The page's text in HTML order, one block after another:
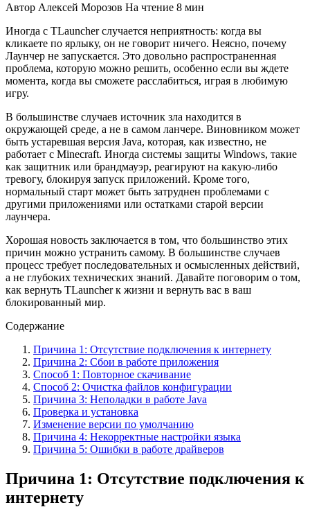
Автор Алексей Морозов На чтение 8 мин
Иногда с TLauncher случается неприятность: когда вы
кликаете по ярлыку, он не говорит ничего. Неясно, почему
Лаунчер не запускается. Это довольно распространенная
проблема, которую можно решить, особенно если вы ждете
момента, когда вы сможете расслабиться, играя в любимую
игру.
В большинстве случаев источник зла находится в
окружающей среде, а не в самом ланчере. Виновником может
быть устаревшая версия Java, которая, как известно, не
работает с Minecraft. Иногда системы защиты Windows, такие
как защитник или брандмауэр, реагируют на какую-либо
тревогу, блокируя запуск приложений. Кроме того,
нормальный старт может быть затруднен проблемами с
другими приложениями или остатками старой версии
лаунчера.
Хорошая новость заключается в том, что большинство этих
причин можно устранить самому. В большинстве случаев
процесс требует последовательных и осмысленных действий,
а не глубоких технических знаний. Давайте поговорим о том,
как вернуть TLauncher к жизни и вернуть вас в ваш
блокированный мир.
Содержание
Причина 1: Отсутствие подключения к интернету
Причина 2: Сбои в работе приложения
Способ 1: Повторное скачивание
Способ 2: Очистка файлов конфигурации
Причина 3: Неполадки в работе Java
Проверка и установка
Изменение версии по умолчанию
Причина 4: Некорректные настройки языка
Причина 5: Ошибки в работе драйверов
Причина 1: Отсутствие подключения к
интернету